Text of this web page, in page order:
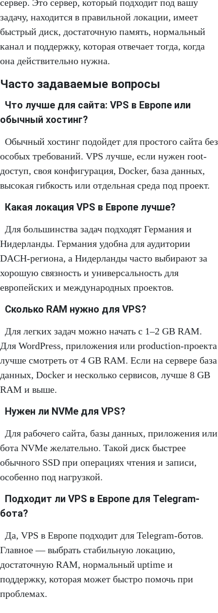
сервер. Это сервер, который подходит под вашу
задачу, находится в правильной локации, имеет
быстрый диск, достаточную память, нормальный
канал и поддержку, которая отвечает тогда, когда
она действительно нужна.
Часто задаваемые вопросы
Что лучше для сайта: VPS в Европе или
обычный хостинг?
Обычный хостинг подойдет для простого сайта без
особых требований. VPS лучше, если нужен root-
доступ, своя конфигурация, Docker, база данных,
высокая гибкость или отдельная среда под проект.
Какая локация VPS в Европе лучше?
Для большинства задач подходят Германия и
Нидерланды. Германия удобна для аудитории
DACH-региона, а Нидерланды часто выбирают за
хорошую связность и универсальность для
европейских и международных проектов.
Сколько RAM нужно для VPS?
Для легких задач можно начать с 1–2 GB RAM.
Для WordPress, приложения или production-проекта
лучше смотреть от 4 GB RAM. Если на сервере база
данных, Docker и несколько сервисов, лучше 8 GB
RAM и выше.
Нужен ли NVMe для VPS?
Для рабочего сайта, базы данных, приложения или
бота NVMe желательно. Такой диск быстрее
обычного SSD при операциях чтения и записи,
особенно под нагрузкой.
Подходит ли VPS в Европе для Telegram-
бота?
Да, VPS в Европе подходит для Telegram-ботов.
Главное — выбрать стабильную локацию,
достаточную RAM, нормальный uptime и
поддержку, которая может быстро помочь при
проблемах.